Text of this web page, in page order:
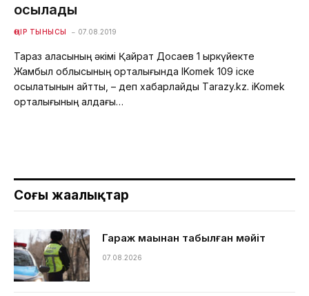
қосылады
ӨҢІР ТЫНЫСЫ 07.08.2019
Тараз қаласының әкімі Қайрат Досаев 1 қыркүйекте
Жамбыл облысының орталығында IKomek 109 іске
қосылатынын айтты, – деп хабарлайды Тarazy.kz. iKomek
орталығының алдағы…
Соңғы жаңалықтар
Гараж маңынан табылған мәйіт
07.08.2026